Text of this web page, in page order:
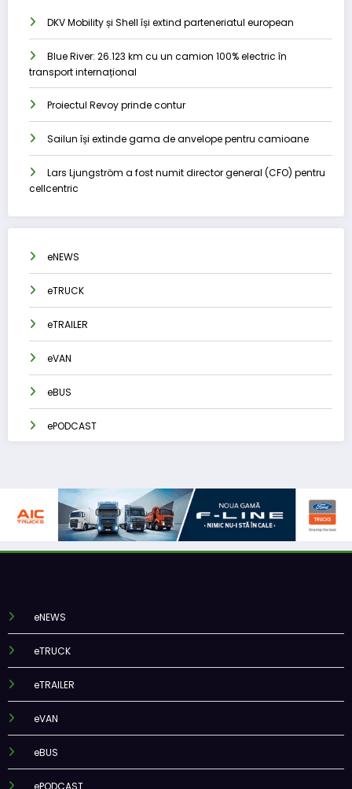
DKV Mobility și Shell își extind parteneriatul european
Blue River: 26.123 km cu un camion 100% electric în
transport internațional
Proiectul Revoy prinde contur
Sailun își extinde gama de anvelope pentru camioane
Lars Ljungström a fost numit director general (CFO) pentru
cellcentric
eNEWS
eTRUCK
eTRAILER
eVAN
eBUS
ePODCAST
eNEWS
eTRUCK
eTRAILER
eVAN
eBUS
ePODCAST